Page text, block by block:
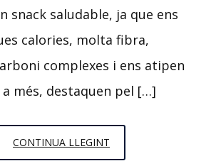
snack saludable, ja que ens
calories, molta fibra,
complexes i ens atipen
més, destaquen pel […]
CONTINUA LLEGINT